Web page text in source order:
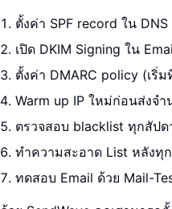
ตั้งค่า SPF record ใน DNS
เปิด DKIM Signing ใน
ตั้งค่า DMARC policy (เริ่
Warm up IP ใหม่ก่อนส่งจ
ตรวจสอบ blacklist ทุกสัปด
ทำความสะอาด List หลังทุ
ทดสอบ Email ด้วย Mail-